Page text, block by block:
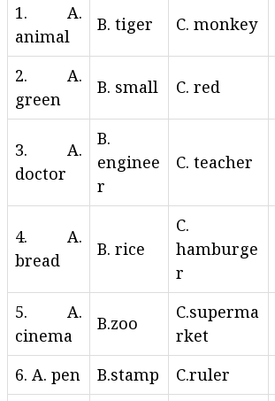
1. A.
animal
B. tiger C. monkey
2. A.
green
B. small C. red
3. A.
doctor
B.
enginee
r
C. teacher
4. A.
bread
B. rice
C.
hamburge
r
5. A.
cinema
B.zoo
C.superma
rket
6. A. pen B.stamp C.ruler